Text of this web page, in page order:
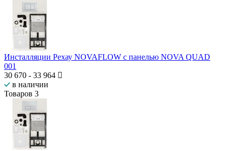
Инсталляции Рехау NOVAFLOW с панелью NOVA QUAD
001
30 670 - 33 964
в наличии
Товаров 3